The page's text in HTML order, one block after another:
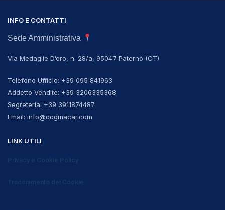
INFO E CONTATTI
Sede Amministrativa
Via Medaglie D’oro, n. 28/a, 95047 Paternò (CT)
Telefono Ufficio: +39 095 841963
Addetto Vendite: +39 3206335368
Segreteria: +39 3911874487
Email: info@dogmacar.com
LINK UTILI